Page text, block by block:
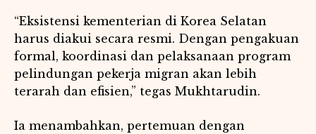
“Eksistensi kementerian di Korea Selatan
harus diakui secara resmi. Dengan pengakuan
formal, koordinasi dan pelaksanaan program
pelindungan pekerja migran akan lebih
terarah dan efisien,” tegas Mukhtarudin.
Ia menambahkan, pertemuan dengan